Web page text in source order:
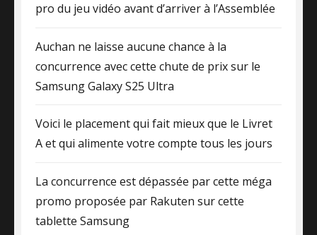
pro du jeu vidéo avant d’arriver à l’Assemblée
Auchan ne laisse aucune chance à la
concurrence avec cette chute de prix sur le
Samsung Galaxy S25 Ultra
Voici le placement qui fait mieux que le Livret
A et qui alimente votre compte tous les jours
La concurrence est dépassée par cette méga
promo proposée par Rakuten sur cette
tablette Samsung